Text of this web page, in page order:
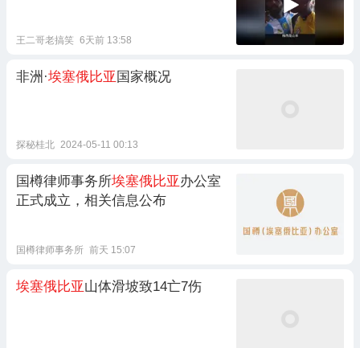
王二哥老搞笑 6天前 13:58
非洲·埃塞俄比亚 国家概况
探秘桂北 2024-05-11 00:13
国樽律师事务所埃塞俄比亚 办公室
正式成立，相关信息公布
国樽律师事务所 前天 15:07
埃塞俄比亚山体滑坡致14亡7伤